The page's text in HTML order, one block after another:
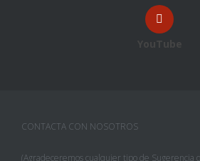
YouTube
CONTACTA CON NOSOTROS
(Agradeceremos cualquier tipo de Sugerencia